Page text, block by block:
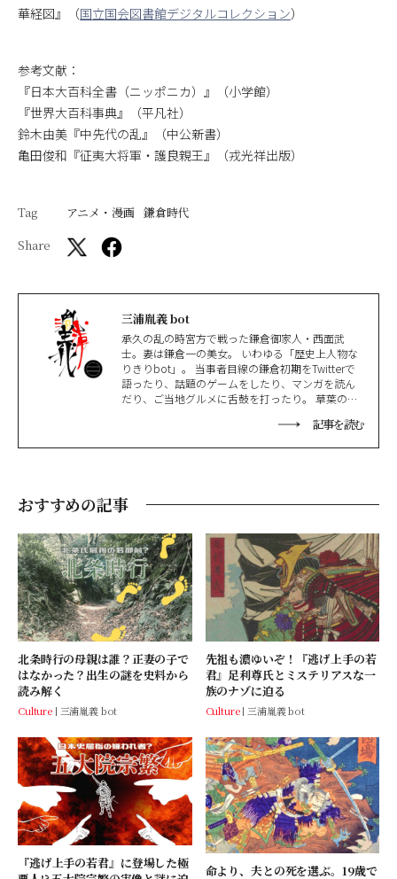
華経図』（国立国会図書館デジタルコレクション）
参考文献：
『日本大百科全書（ニッポニカ）』（小学館）
『世界大百科事典』（平凡社）
鈴木由美『中先代の乱』（中公新書）
亀田俊和『征夷大将軍・護良親王』（戎光祥出版）
Tag アニメ・漫画 鎌倉時代
Share
三浦胤義 bot
承久の乱の時宮方で戦った鎌倉御家人・西面武
士。妻は鎌倉一の美女。 いわゆる「歴史上人物な
りきりbot」。 当事者目線の鎌倉初期をTwitterで
語ったり、話題のゲームをしたり、マンガを読ん
だり、ご当地グルメに舌鼓を打ったり。 草葉の陰
記事を読む
おすすめの記事
北条時行の母親は誰？正妻の子で
はなかった？出生の謎を史料から
読み解く
Culture 三浦胤義 bot
先祖も濃ゆいぞ！『逃げ上手の若
君』足利尊氏とミステリアスな一
族のナゾに迫る
Culture 三浦胤義 bot
『逃げ上手の若君』に登場した極
命より、夫との死を選ぶ。19歳で